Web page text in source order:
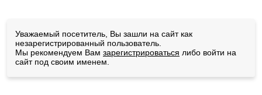
Уважаемый посетитель, Вы зашли на сайт как
незарегистрированный пользователь.
Мы рекомендуем Вам зарегистрироваться либо войти на
сайт под своим именем.